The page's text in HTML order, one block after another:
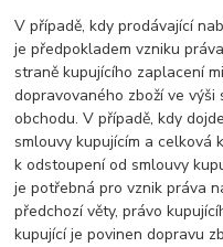
V případě, kdy prodávající
je předpokladem vzniku
straně kupujícího zaplacení
dopravovaného zboží ve
obchodu. V případě, kdy
smlouvy kupujícím a celková
k odstoupení od smlouvy
je potřebná pro vznik práva
předchozí věty, právo
kupující je povinen dopravu